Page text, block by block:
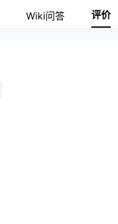
Wiki问答 评价